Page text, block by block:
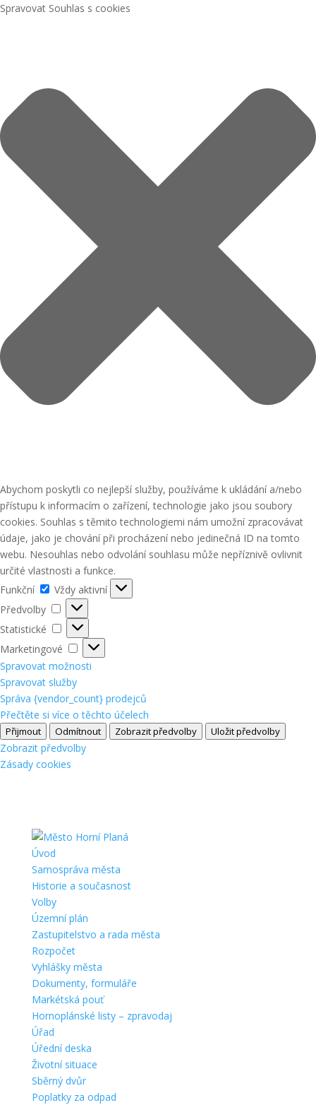
Spravovat Souhlas s cookies
Abychom poskytli co nejlepší služby, používáme k ukládání a/nebo
přístupu k informacím o zařízení, technologie jako jsou soubory
cookies. Souhlas s těmito technologiemi nám umožní zpracovávat
údaje, jako je chování při procházení nebo jedinečná ID na tomto
webu. Nesouhlas nebo odvolání souhlasu může nepříznivě ovlivnit
určité vlastnosti a funkce.
Funkční
Funkční
Vždy aktivní
Předvolby
Předvolby
Statistické
Statistické
Marketingové
Marketingové
Spravovat možnosti
Spravovat služby
Správa {vendor_count} prodejců
Přečtěte si více o těchto účelech
Přijmout Odmítnout Zobrazit předvolby Uložit předvolby
Zobrazit předvolby
Zásady cookies
Úvod
Samospráva města
Historie a současnost
Volby
Územní plán
Zastupitelstvo a rada města
Rozpočet
Vyhlášky města
Dokumenty, formuláře
Markétská pouť
Hornoplánské listy – zpravodaj
Úřad
Úřední deska
Životní situace
Sběrný dvůr
Poplatky za odpad